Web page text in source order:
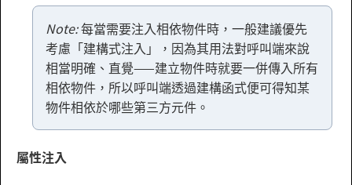
Note:每當需要注入相依物件時，一般建議優先
考慮「建構式注入」，因為其用法對呼叫端來說
相當明確、直覺——建立物件時就要一併傳入所有
相依物件，所以呼叫端透過建構函式便可得知某
物件相依於哪些第三方元件。
屬性注入